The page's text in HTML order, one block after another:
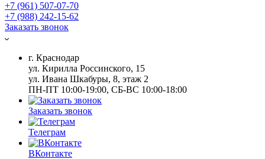
+7 (961) 507-07-70
+7 (988) 242-15-62
Заказать звонок
г. Краснодар
ул. Кирилла Россинского, 15
ул. Ивана Шкабуры, 8, этаж 2
ПН-ПТ 10:00-19:00, СБ-ВС 10:00-18:00
Заказать звонок
Телеграм
ВКонтакте